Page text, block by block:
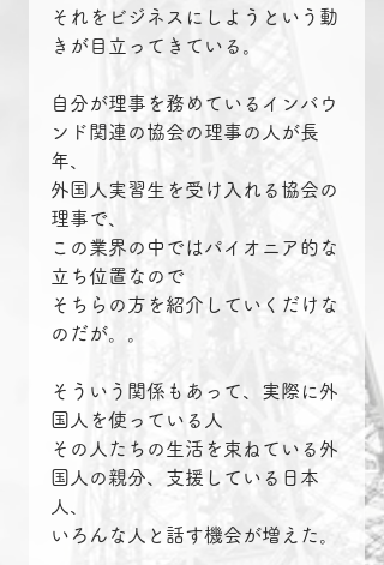
それをビジネスにしようという動
きが目立ってきている。
自分が理事を務めているインバウ
ンド関連の協会の理事の人が長
年、
外国人実習生を受け入れる協会の
理事で、
この業界の中ではパイオニア的な
立ち位置なので
そちらの方を紹介していくだけな
のだが。。
そういう関係もあって、実際に外
国人を使っている人
その人たちの生活を束ねている外
国人の親分、支援している日本
人、
いろんな人と話す機会が増えた。